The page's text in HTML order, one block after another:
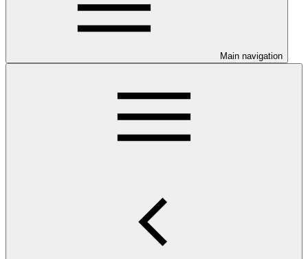
Main navigation